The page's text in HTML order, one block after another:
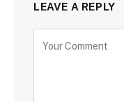
LEAVE A REPLY